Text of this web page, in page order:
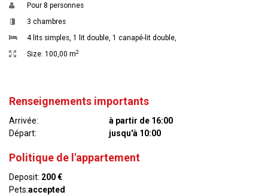
Pour 8 personnes
3 chambres
4 lits simples, 1 lit double, 1 canapé-lit double,
Size: 100,00 m2
Renseignements importants
Arrivée:
à partir de 16:00
Départ:
jusqu'à 10:00
Politique de l'appartement
Deposit: 200 €
Pets:accepted